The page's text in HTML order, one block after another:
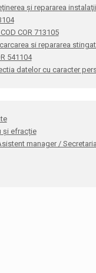
şi repararea
COR 713105
si repararea
541104
datelor cu caracter
și efracție
manager /